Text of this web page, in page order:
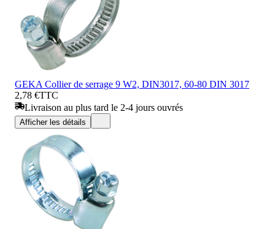
GEKA Collier de serrage 9 W2, DIN3017, 60-80 DIN 3017
2,78 €TTC
Livraison au plus tard le 2-4 jours ouvrés
Afficher les détails